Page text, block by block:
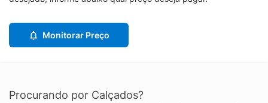
Monitorar Preço
Procurando por Calçados?